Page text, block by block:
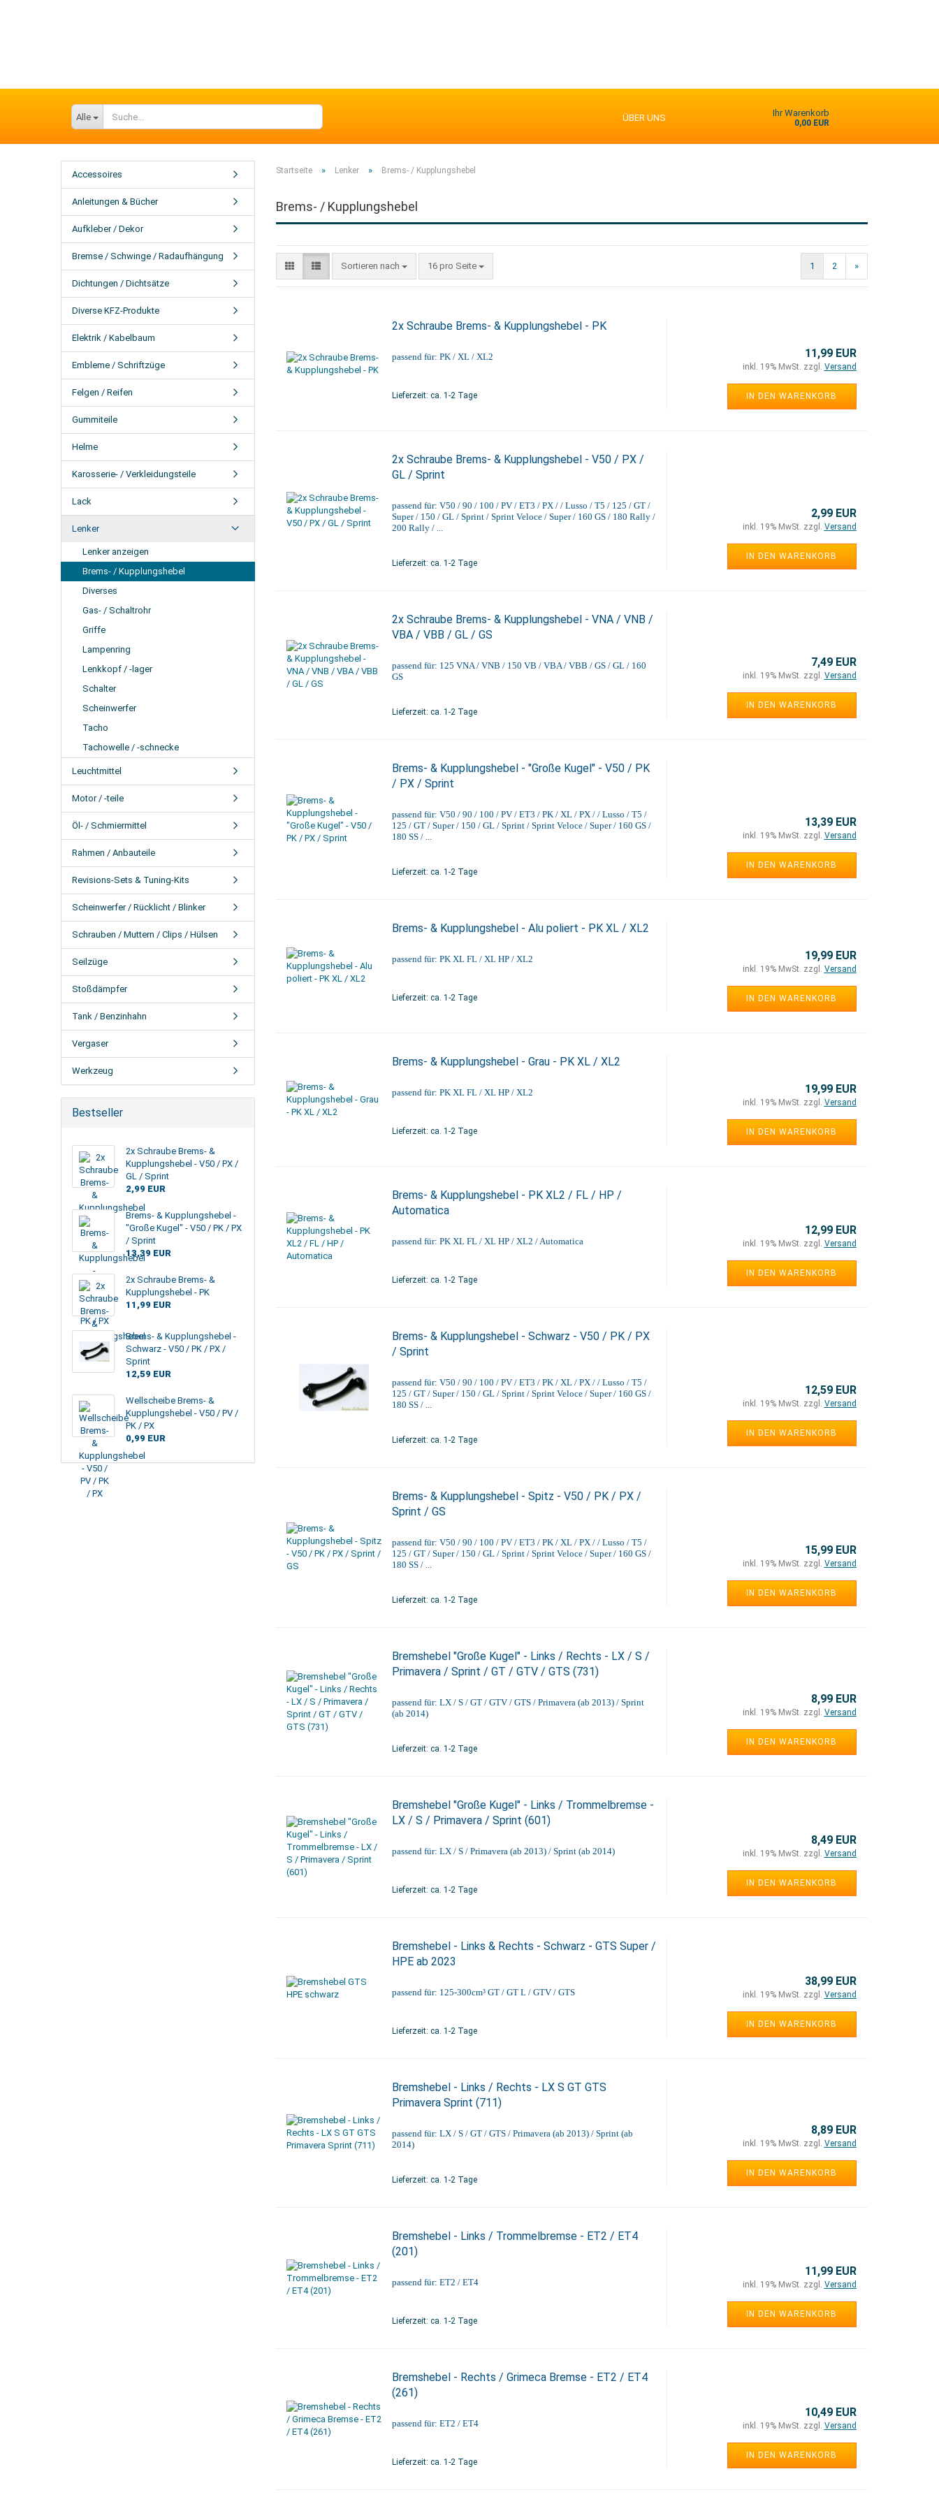
Alle Ihr Warenkorb
0,00 EUR
ÜBER UNS
Startseite » Lenker » Brems- / Kupplungshebel
Brems- / Kupplungshebel
Sortieren nach 16 pro Seite 1 2 »
2x Schraube Brems- & Kupplungshebel - PK
passend für: PK / XL / XL2
Lieferzeit: ca. 1-2 Tage
11,99 EUR
inkl. 19% MwSt. zzgl. Versand
IN DEN WARENKORB
2x Schraube Brems- & Kupplungshebel - V50 / PX /
GL / Sprint
passend für: V50 / 90 / 100 / PV / ET3 / PX / / Lusso / T5 / 125 / GT /
Super / 150 / GL / Sprint / Sprint Veloce / Super / 160 GS / 180 Rally /
200 Rally / ...
Lieferzeit: ca. 1-2 Tage
2,99 EUR
inkl. 19% MwSt. zzgl. Versand
IN DEN WARENKORB
2x Schraube Brems- & Kupplungshebel - VNA / VNB /
VBA / VBB / GL / GS
passend für: 125 VNA / VNB / 150 VB / VBA / VBB / GS / GL / 160
GS
Lieferzeit: ca. 1-2 Tage
7,49 EUR
inkl. 19% MwSt. zzgl. Versand
IN DEN WARENKORB
Brems- & Kupplungshebel - "Große Kugel" - V50 / PK
/ PX / Sprint
passend für: V50 / 90 / 100 / PV / ET3 / PK / XL / PX / / Lusso / T5 /
125 / GT / Super / 150 / GL / Sprint / Sprint Veloce / Super / 160 GS /
180 SS / ...
Lieferzeit: ca. 1-2 Tage
13,39 EUR
inkl. 19% MwSt. zzgl. Versand
IN DEN WARENKORB
Brems- & Kupplungshebel - Alu poliert - PK XL / XL2
passend für: PK XL FL / XL HP / XL2
Lieferzeit: ca. 1-2 Tage
19,99 EUR
inkl. 19% MwSt. zzgl. Versand
IN DEN WARENKORB
Brems- & Kupplungshebel - Grau - PK XL / XL2
passend für: PK XL FL / XL HP / XL2
Lieferzeit: ca. 1-2 Tage
19,99 EUR
inkl. 19% MwSt. zzgl. Versand
IN DEN WARENKORB
Brems- & Kupplungshebel - PK XL2 / FL / HP /
Automatica
passend für: PK XL FL / XL HP / XL2 / Automatica
Lieferzeit: ca. 1-2 Tage
12,99 EUR
inkl. 19% MwSt. zzgl. Versand
IN DEN WARENKORB
Brems- & Kupplungshebel - Schwarz - V50 / PK / PX
/ Sprint
passend für: V50 / 90 / 100 / PV / ET3 / PK / XL / PX / / Lusso / T5 /
125 / GT / Super / 150 / GL / Sprint / Sprint Veloce / Super / 160 GS /
180 SS / ...
Lieferzeit: ca. 1-2 Tage
12,59 EUR
inkl. 19% MwSt. zzgl. Versand
IN DEN WARENKORB
Brems- & Kupplungshebel - Spitz - V50 / PK / PX /
Sprint / GS
passend für: V50 / 90 / 100 / PV / ET3 / PK / XL / PX / / Lusso / T5 /
125 / GT / Super / 150 / GL / Sprint / Sprint Veloce / Super / 160 GS /
180 SS / ...
Lieferzeit: ca. 1-2 Tage
15,99 EUR
inkl. 19% MwSt. zzgl. Versand
IN DEN WARENKORB
Bremshebel "Große Kugel" - Links / Rechts - LX / S /
Primavera / Sprint / GT / GTV / GTS (731)
passend für: LX / S / GT / GTV / GTS / Primavera (ab 2013) / Sprint
(ab 2014)
Lieferzeit: ca. 1-2 Tage
8,99 EUR
inkl. 19% MwSt. zzgl. Versand
IN DEN WARENKORB
Bremshebel "Große Kugel" - Links / Trommelbremse -
LX / S / Primavera / Sprint (601)
passend für: LX / S / Primavera (ab 2013) / Sprint (ab 2014)
Lieferzeit: ca. 1-2 Tage
8,49 EUR
inkl. 19% MwSt. zzgl. Versand
IN DEN WARENKORB
Bremshebel - Links & Rechts - Schwarz - GTS Super /
HPE ab 2023
passend für: 125-300cm³ GT / GT L / GTV / GTS
Lieferzeit: ca. 1-2 Tage
38,99 EUR
inkl. 19% MwSt. zzgl. Versand
IN DEN WARENKORB
Bremshebel - Links / Rechts - LX S GT GTS
Primavera Sprint (711)
passend für: LX / S / GT / GTS / Primavera (ab 2013) / Sprint (ab
2014)
Lieferzeit: ca. 1-2 Tage
8,89 EUR
inkl. 19% MwSt. zzgl. Versand
IN DEN WARENKORB
Bremshebel - Links / Trommelbremse - ET2 / ET4
(201)
passend für: ET2 / ET4
Lieferzeit: ca. 1-2 Tage
11,99 EUR
inkl. 19% MwSt. zzgl. Versand
IN DEN WARENKORB
Bremshebel - Rechts / Grimeca Bremse - ET2 / ET4
(261)
passend für: ET2 / ET4
Lieferzeit: ca. 1-2 Tage
10,49 EUR
inkl. 19% MwSt. zzgl. Versand
IN DEN WARENKORB
Accessoires
Anleitungen & Bücher
Aufkleber / Dekor
Bremse / Schwinge / Radaufhängung
Dichtungen / Dichtsätze
Diverse KFZ-Produkte
Elektrik / Kabelbaum
Embleme / Schriftzüge
Felgen / Reifen
Gummiteile
Helme
Karosserie- / Verkleidungsteile
Lack
Lenker
Lenker anzeigen
Brems- / Kupplungshebel
Diverses
Gas- / Schaltrohr
Griffe
Lampenring
Lenkkopf / -lager
Schalter
Scheinwerfer
Tacho
Tachowelle / -schnecke
Leuchtmittel
Motor / -teile
Öl- / Schmiermittel
Rahmen / Anbauteile
Revisions-Sets & Tuning-Kits
Scheinwerfer / Rücklicht / Blinker
Schrauben / Muttern / Clips / Hülsen
Seilzüge
Stoßdämpfer
Tank / Benzinhahn
Vergaser
Werkzeug
Bestseller
2x Schraube Brems- &
Kupplungshebel - V50 / PX /
GL / Sprint
2,99 EUR
Brems- & Kupplungshebel -
"Große Kugel" - V50 / PK / PX
/ Sprint
13,39 EUR
2x Schraube Brems- &
Kupplungshebel - PK
11,99 EUR
Brems- & Kupplungshebel -
Schwarz - V50 / PK / PX /
Sprint
12,59 EUR
Wellscheibe Brems- &
Kupplungshebel - V50 / PV /
PK / PX
0,99 EUR